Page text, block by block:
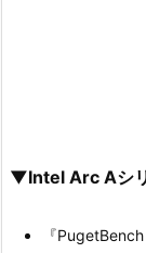
▼Intel Arc Aシ
『